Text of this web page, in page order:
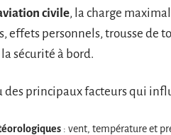
civile, la charge
effets personnels, trousse
sécurité à bord.
des principaux facteurs qui
: vent, température et